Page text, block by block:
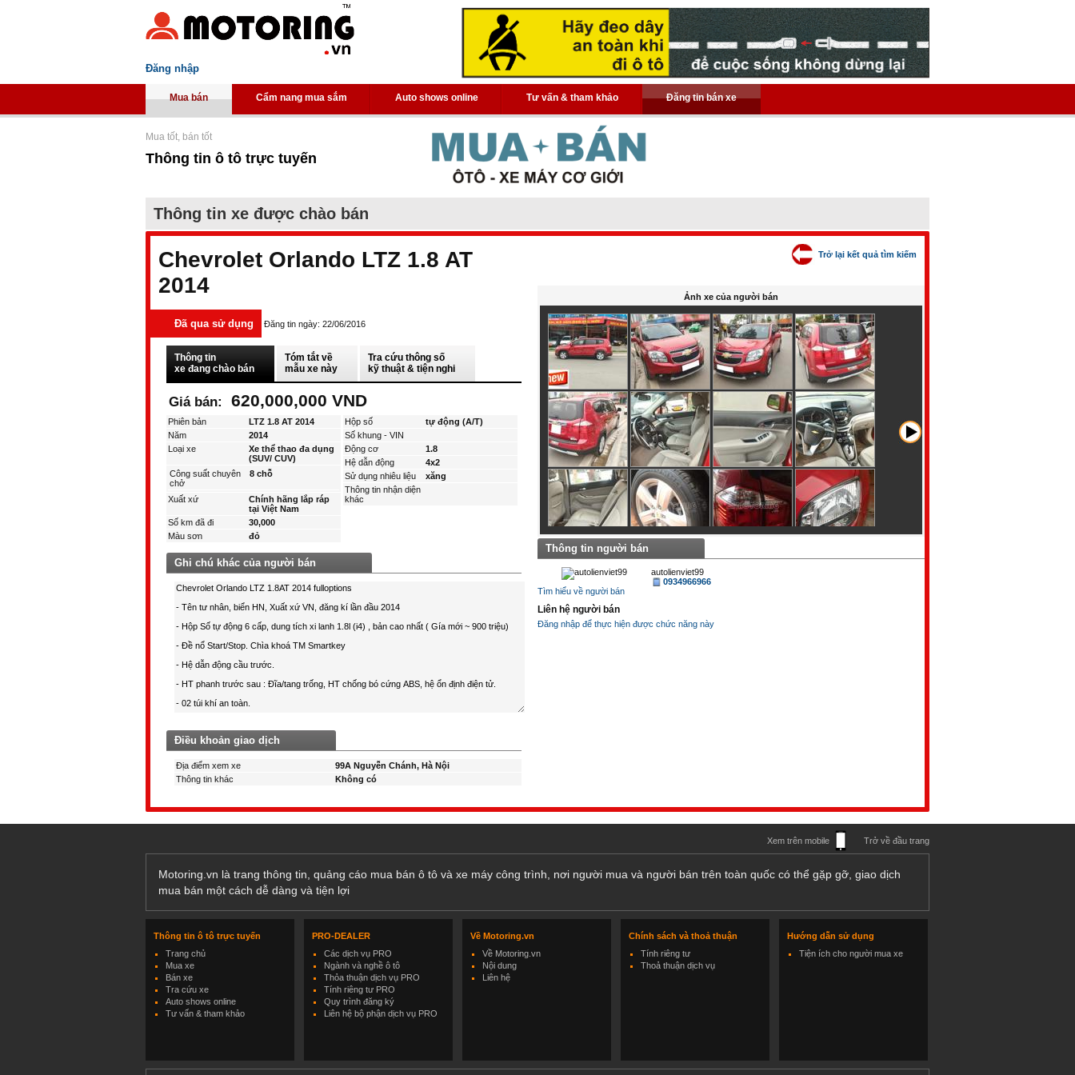
Đăng nhập
Mua bán Cẩm nang mua sắm Auto shows online Tư vấn & tham khảo Đăng tin bán xe
Mua tốt, bán tốt
Thông tin ô tô trực tuyến
Thông tin xe được chào bán
Chevrolet Orlando LTZ 1.8 AT
2014
Đã qua sử dụng Đăng tin ngày: 22/06/2016
Thông tin
xe đang chào bán
Tóm tắt về
mẫu xe này
Tra cứu thông số
kỹ thuật & tiện nghi
Giá bán: 620,000,000 VND
Phiên bản
LTZ 1.8 AT 2014
Năm
2014
Loại xe
Xe thể thao đa dụng
(SUV/ CUV)
Công suất chuyên
chở
8 chỗ
Xuất xứ
Chính hãng lắp ráp
tại Việt Nam
Số km đã đi
30,000
Màu sơn
đỏ
Hộp số
tự động (A/T)
Số khung - VIN
Động cơ
1.8
Hệ dẫn động
4x2
Sử dụng nhiêu liệu
xăng
Thông tin nhận diện
khác
Ghi chú khác của người bán
Điều khoản giao dịch
Địa điểm xem xe
99A Nguyễn Chánh, Hà Nội
Thông tin khác
Không có
Trở lại kết quả tìm kiếm
Ảnh xe của người bán
Thông tin người bán
autolienviet99
0934966966
Tìm hiểu về người bán
Liên hệ người bán
Đăng nhập để thực hiện được chức năng này
Xem trên mobile Trở về đầu trang
Motoring.vn là trang thông tin, quảng cáo mua bán ô tô và xe máy công trình, nơi người mua và người bán trên toàn quốc có thể gặp gỡ, giao dịch
mua bán một cách dễ dàng và tiện lợi
Thông tin ô tô trực tuyến
Trang chủ
Mua xe
Bán xe
Tra cứu xe
Auto shows online
Tư vấn & tham khảo
PRO-DEALER
Các dịch vụ PRO
Ngành và nghề ô tô
Thỏa thuận dịch vụ PRO
Tính riêng tư PRO
Quy trình đăng ký
Liên hệ bộ phận dịch vụ PRO
Về Motoring.vn
Về Motoring.vn
Nội dung
Liên hệ
Chính sách và thoả thuận
Tính riêng tư
Thoả thuận dịch vụ
Hướng dẫn sử dụng
Tiện ích cho người mua xe